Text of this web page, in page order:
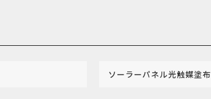
ソーラーパネル光触媒塗布